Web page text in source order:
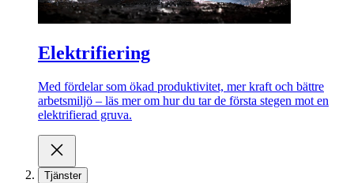
Elektrifiering
Med fördelar som ökad produktivitet, mer kraft och bättre
arbetsmiljö – läs mer om hur du tar de första stegen mot en
elektrifierad gruva.
Tjänster